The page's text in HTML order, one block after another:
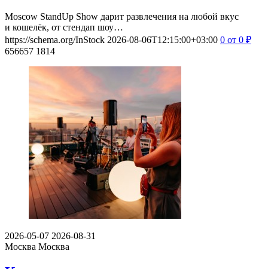
Moscow StandUp Show дарит развлечения на любой вкус
и кошелёк, от стендап шоу…
https://schema.org/InStock 2026-08-06T12:15:00+03:00 0 от 0 ₽
656657 1814
2026-05-07 2026-08-31
Москва Москва